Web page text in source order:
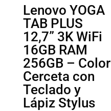
Lenovo YOGA
TAB PLUS
12,7” 3K WiFi
16GB RAM
256GB – Color
Cerceta con
Teclado y
Lápiz Stylus